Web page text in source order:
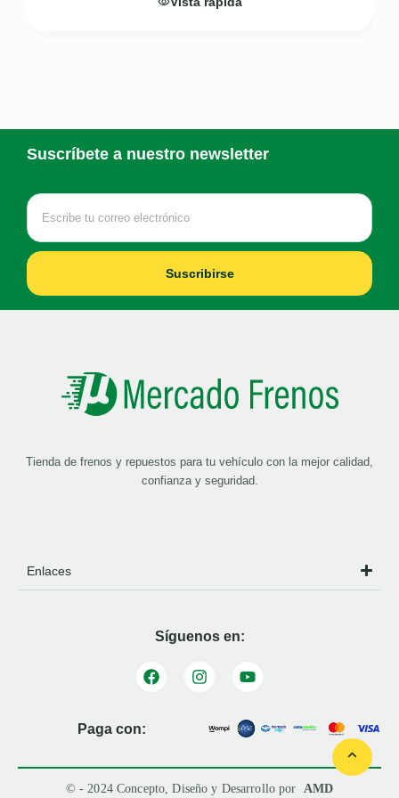
Suscríbete a nuestro newsletter
Suscribirse
Tienda de frenos y repuestos para tu vehículo con la mejor calidad,
confianza y seguridad.
Enlaces
Síguenos en:
Paga con:
© - 2024 Concepto, Diseño y Desarrollo por AMD